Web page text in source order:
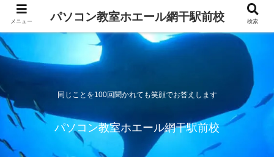
同じことを100回聞かれても笑顔でお答えします
パソコン教室ホエール網干駅前校
メニュー パソコン教室ホエール網干駅前校 検索